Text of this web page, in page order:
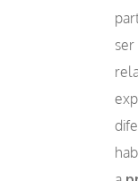
ser